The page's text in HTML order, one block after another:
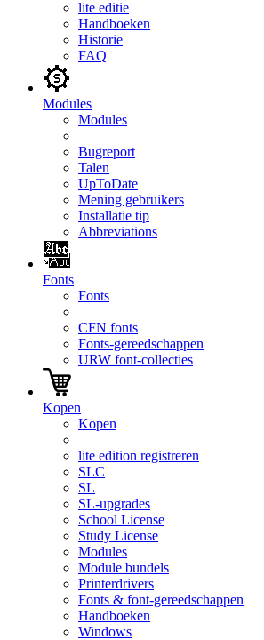
lite editie
Handboeken
Historie
FAQ
Modules
Modules
Bugreport
Talen
UpToDate
Mening gebruikers
Installatie tip
Abbreviations
Fonts
Fonts
CFN fonts
Fonts-gereedschappen
URW font-collecties
Kopen
Kopen
lite edition registreren
SLC
SL
SL-upgrades
School License
Study License
Modules
Module bundels
Printerdrivers
Fonts & font-gereedschappen
Handboeken
Windows